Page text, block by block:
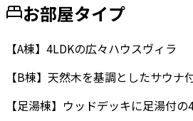
お部屋タイプ
【A棟】4LDKの広々ハウスヴィラ
【B棟】天然木を基調としたサウナ
【足湯棟】ウッドデッキに足湯付の